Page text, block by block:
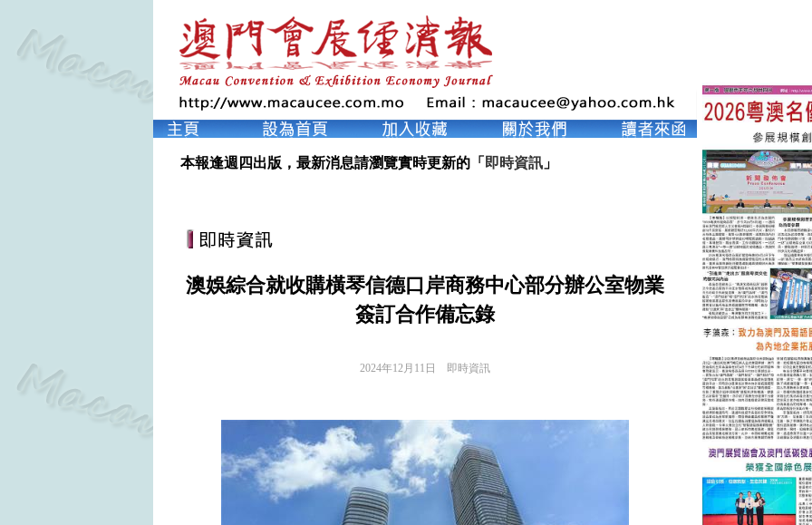
本報逢週四出版，最新消息請瀏覽實時更新的「 即時資訊」
澳娛綜合就收購橫琴信德口岸商務中心部分辦公室物業
簽訂合作備忘錄
2024年12月11日 即時資訊